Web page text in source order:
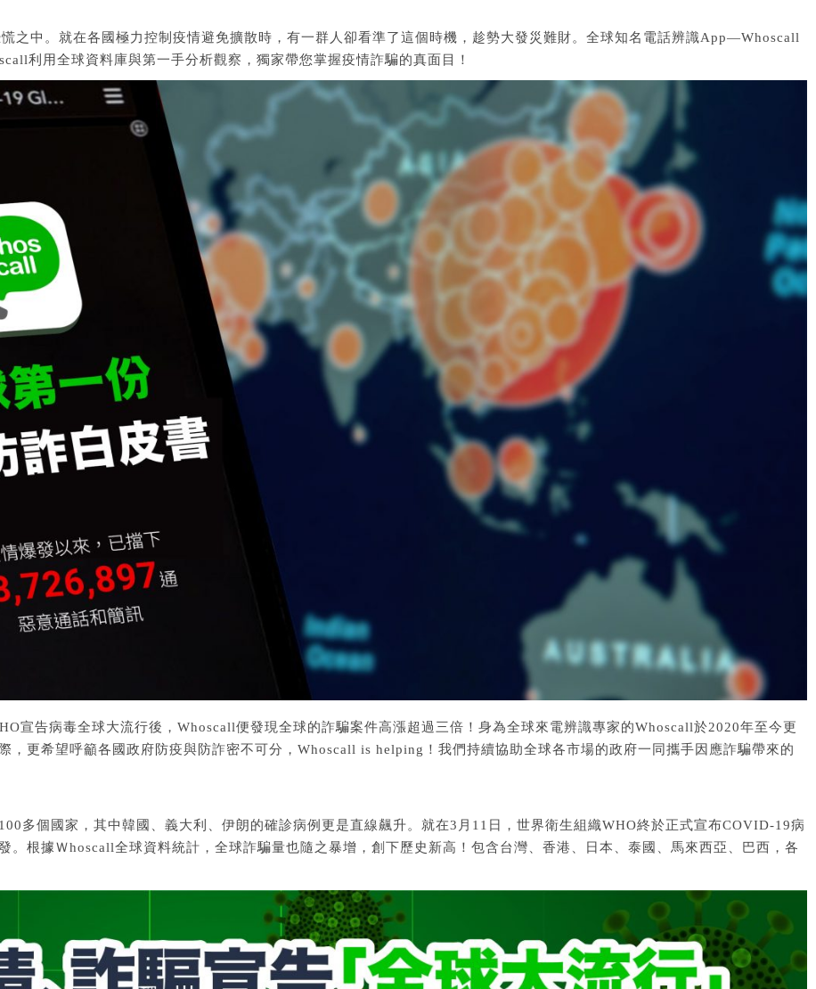
之中。就在各國極力控制疫情避免擴散時，有一群人卻看準了這個時機，趁勢大發災難財。全球知名電話辨識App—Whoscall
利用全球資料庫與第一手分析觀察，獨家帶您掌握疫情詐騙的真面目！
宣告病毒全球大流行後，Whoscall便發現全球的詐騙案件高漲超過三倍！身為全球來電辨識專家的Whoscall於2020年至今更
，更希望呼籲各國政府防疫與防詐密不可分，Whoscall is helping！我們持續協助全球各市場的政府一同攜手因應詐騙帶來的
多個國家，其中韓國、義大利、伊朗的確診病例更是直線飆升。就在3月11日，世界衛生組織WHO終於正式宣布COVID-19病
。根據Ｗhoscall全球資料統計，全球詐騙量也隨之暴增，創下歷史新高！包含台灣、香港、日本、泰國、馬來西亞、巴西，各